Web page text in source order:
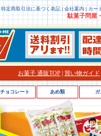
特定商取引法に基づく表記 | 会社案内 | カー
駄菓子問屋
お菓子 通販TOP 買い物ガイド